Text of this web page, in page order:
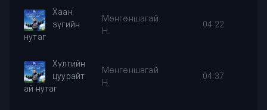
Хаан
зүгийн
нутаг
Мөнгөншагай
Н.
04:22
Хүлгийн
цуурайт
ай нутаг
Мөнгөншагай
Н.
04:37